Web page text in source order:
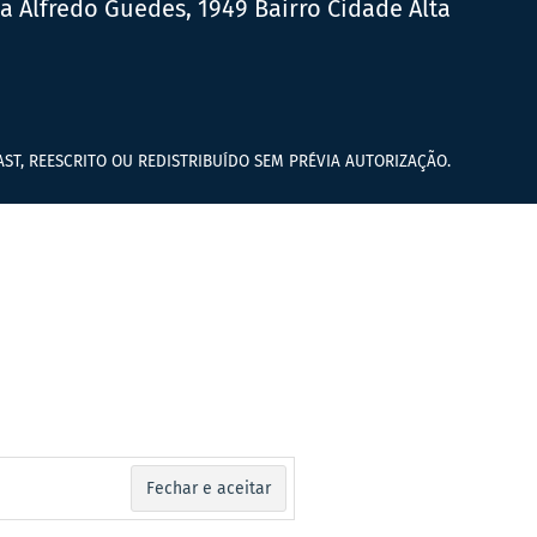
Alfredo Guedes, 1949 Bairro Cidade Alta
REESCRITO OU REDISTRIBUÍDO SEM PRÉVIA AUTORIZAÇÃO.